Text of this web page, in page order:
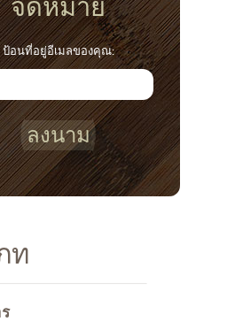
จดหมาย
ป้อนที่อยู่อีเมลของคุณ:
ลงนาม
ท